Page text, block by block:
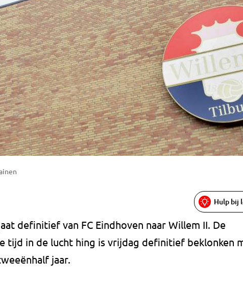
Hulp bij
definitief van FC Eindhoven naar Willem II. De
tijd in de lucht hing is vrijdag definitief beklonken
jaar.